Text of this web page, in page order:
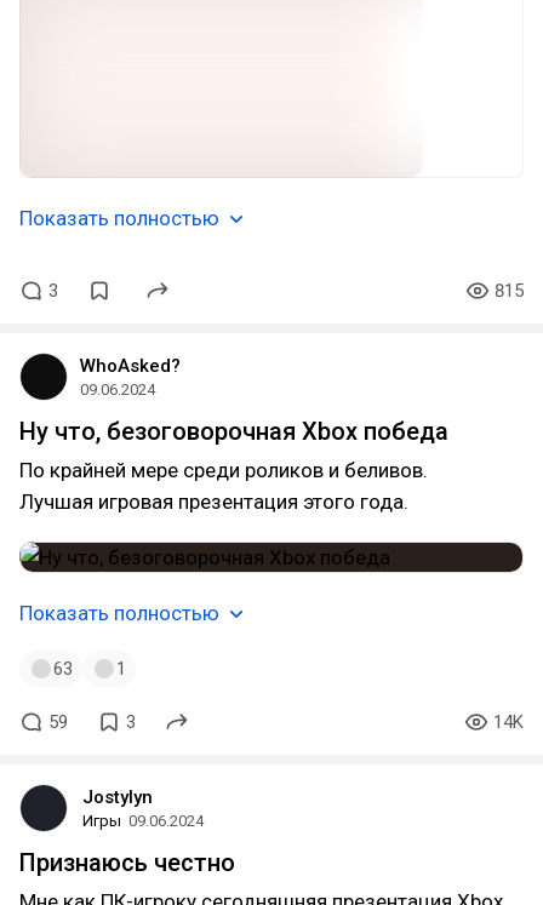
Показать полностью
3 815
WhoAsked?
09.06.2024
Ну что, безоговорочная Xbox победа
По крайней мере среди роликов и беливов.
Лучшая игровая презентация этого года.
Показать полностью
63 1
59 3 14K
Jostylyn
Игры 09.06.2024
Признаюсь честно